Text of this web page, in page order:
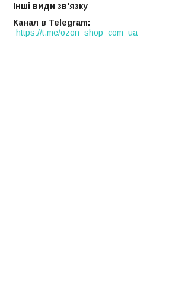
Інші види зв'язку
Канал в Telegram
https://t.me/ozon_shop_com_ua